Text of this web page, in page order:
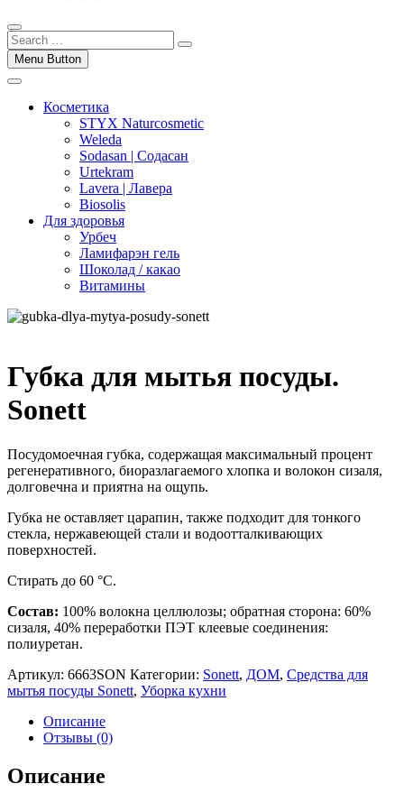
Menu Button
Косметика
STYX Naturcosmetic
Weleda
Sodasan | Содасан
Urtekram
Lavera | Лавера
Biosolis
Для здоровья
Урбеч
Ламифарэн гель
Шоколад / какао
Витамины
Губка для мытья посуды.
Sonett
Посудомоечная губка, содержащая максимальный процент
регенеративного, биоразлагаемого хлопка и волокон сизаля,
долговечна и приятна на ощупь.
Губка не оставляет царапин, также подходит для тонкого
стекла, нержавеющей стали и водоотталкивающих
поверхностей.
Стирать до 60 °C.
Состав: 100% волокна целлюлозы; обратная сторона: 60%
сизаля, 40% переработки ПЭТ клеевые соединения:
полиуретан.
Артикул: 6663SON Категории: Sonett, ДОМ, Средства для
мытья посуды Sonett, Уборка кухни
Описание
Отзывы (0)
Описание